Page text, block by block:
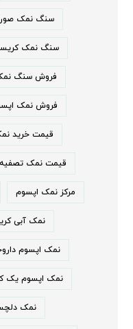
سنگ نمک
سنگ نمک
فروش سنگ
فروش نمک
قیمت خرید
قیمت نمک
مرکز نمک اپسوم
نمک آبی
نمک اپسوم
نمک اپسوم یک
نمک